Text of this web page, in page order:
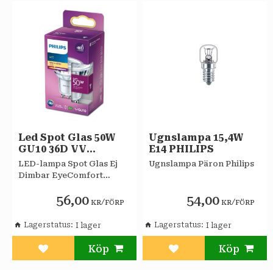
Led Spot Glas 50W
GU10 36D VV
PHILIPS
LED-lampa Spot Glas Ej
Dimbar EyeComfort
56,00 KR/FÖRP
Lägg till i favoriter
Lagerstatus
Ugnslampa 15,4W
E14 PHILIPS
Ugnslampa Päron Philips
54,00 KR/FÖRP
Lägg till i favoriter
Lagerstatus